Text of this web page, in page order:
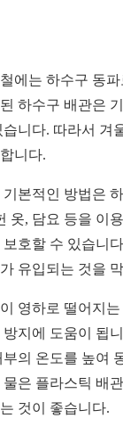
에는 하수구 동
하수구 배관은
습니다. 따라서 겨
니다.
기본적인 방법은
옷, 담요 등을 이
보호할 수 있습니
유입되는 것을
영하로 떨어지
방지에 도움이 됩
부의 온도를 높여
물은 플라스틱 배
것이 좋습니다.